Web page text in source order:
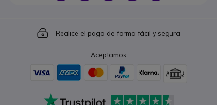
Icon
Realice el pago de forma fácil y segura
Aceptamos